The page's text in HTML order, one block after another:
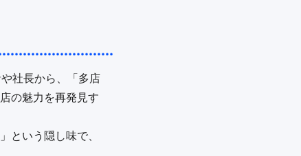
社長から、「多店
の魅力を再発見す
という隠し味で、